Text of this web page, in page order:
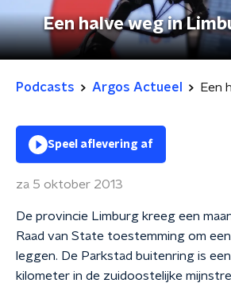
Een halve weg in
Podcasts Argos Actueel
Speel aflevering af
za 5 oktober 2013
De provincie Limburg kreeg een
Raad van State toestemming om
leggen. De Parkstad buitenring is
kilometer in de zuidoostelijke